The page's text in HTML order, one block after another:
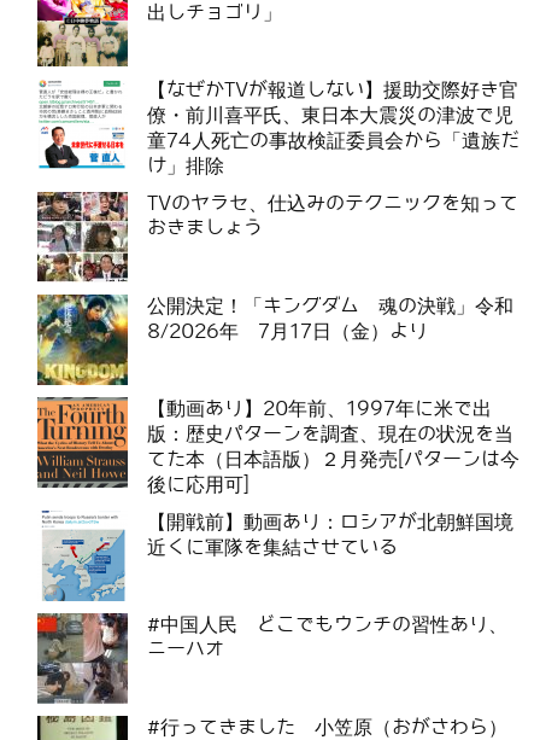
出しチョゴリ」
【なぜかTVが報道しない】援助交際好き官
僚・前川喜平氏、東日本大震災の津波で児
童74人死亡の事故検証委員会から「遺族だ
け」排除
TVのヤラセ、仕込みのテクニックを知って
おきましょう
公開決定！「キングダム 魂の決戦」令和
8/2026年 7月17日（金）より
【動画あり】20年前、1997年に米で出
版：歴史パターンを調査、現在の状況を当
てた本（日本語版）２月発売[パターンは今
後に応用可]
【開戦前】動画あり：ロシアが北朝鮮国境
近くに軍隊を集結させている
#中国人民 どこでもウンチの習性あり、
ニーハオ
#行ってきました 小笠原（おがさわら）